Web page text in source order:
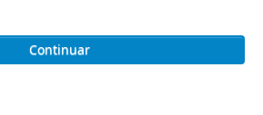
Continuar